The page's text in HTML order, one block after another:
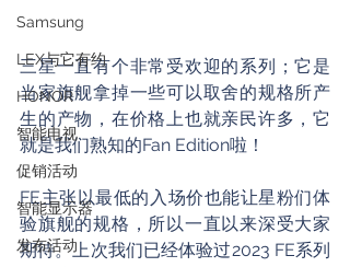
Samsung
LEX与它有约
HONOR
智能电视
促销活动
智能显示器
发布活动
三星一直有个非常受欢迎的系列；它是
当家旗舰拿掉一些可以取舍的规格所产
生的产物，在价格上也就亲民许多，它
就是我们熟知的Fan Edition啦！
FE主张以最低的入场价也能让星粉们体
验旗舰的规格，所以一直以来深受大家
期待。上次我们已经体验过2023 FE系列